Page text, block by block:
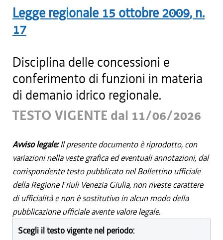
Legge regionale 15 ottobre 2009, n.
17
Disciplina delle concessioni e
conferimento di funzioni in materia
di demanio idrico regionale.
TESTO VIGENTE dal 11/06/2026
Avviso legale:Il presente documento è riprodotto, con
variazioni nella veste grafica ed eventuali annotazioni, dal
corrispondente testo pubblicato nel Bollettino ufficiale
della Regione Friuli Venezia Giulia, non riveste carattere
di ufficialità e non è sostitutivo in alcun modo della
pubblicazione ufficiale avente valore legale.
Scegli il testo vigente nel periodo: